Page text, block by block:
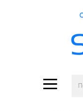
Toggle
navigation